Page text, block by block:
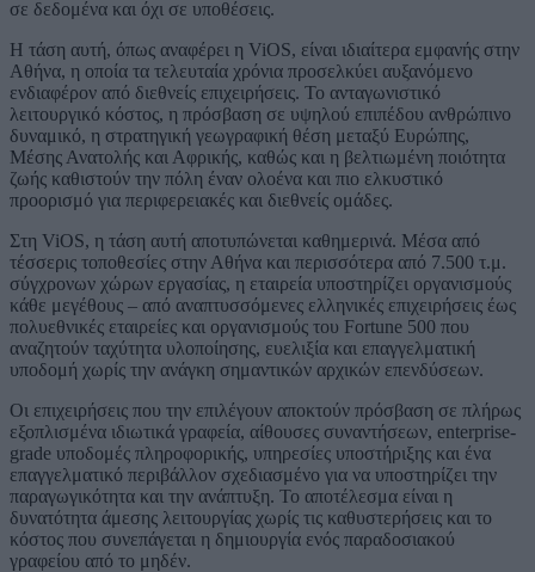
σε δεδομένα και όχι σε υποθέσεις.
Η τάση αυτή, όπως αναφέρει η ViOS, είναι ιδιαίτερα εμφανής στην
Αθήνα, η οποία τα τελευταία χρόνια προσελκύει αυξανόμενο
ενδιαφέρον από διεθνείς επιχειρήσεις. Το ανταγωνιστικό
λειτουργικό κόστος, η πρόσβαση σε υψηλού επιπέδου ανθρώπινο
δυναμικό, η στρατηγική γεωγραφική θέση μεταξύ Ευρώπης,
Μέσης Ανατολής και Αφρικής, καθώς και η βελτιωμένη ποιότητα
ζωής καθιστούν την πόλη έναν ολοένα και πιο ελκυστικό
προορισμό για περιφερειακές και διεθνείς ομάδες.
Στη ViOS, η τάση αυτή αποτυπώνεται καθημερινά. Μέσα από
τέσσερις τοποθεσίες στην Αθήνα και περισσότερα από 7.500 τ.μ.
σύγχρονων χώρων εργασίας, η εταιρεία υποστηρίζει οργανισμούς
κάθε μεγέθους – από αναπτυσσόμενες ελληνικές επιχειρήσεις έως
πολυεθνικές εταιρείες και οργανισμούς του Fortune 500 που
αναζητούν ταχύτητα υλοποίησης, ευελιξία και επαγγελματική
υποδομή χωρίς την ανάγκη σημαντικών αρχικών επενδύσεων.
Οι επιχειρήσεις που την επιλέγουν αποκτούν πρόσβαση σε πλήρως
εξοπλισμένα ιδιωτικά γραφεία, αίθουσες συναντήσεων, enterprise-
grade υποδομές πληροφορικής, υπηρεσίες υποστήριξης και ένα
επαγγελματικό περιβάλλον σχεδιασμένο για να υποστηρίζει την
παραγωγικότητα και την ανάπτυξη. Το αποτέλεσμα είναι η
δυνατότητα άμεσης λειτουργίας χωρίς τις καθυστερήσεις και το
κόστος που συνεπάγεται η δημιουργία ενός παραδοσιακού
γραφείου από το μηδέν.